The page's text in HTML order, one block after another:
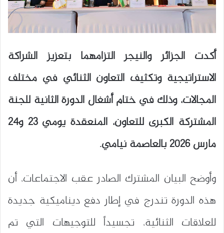
أكدت الجزائر والنيجر التزامهما بتعزيز الشراكة
الاستراتيجية وتكثيف التعاون الثنائي في مختلف
المجالات، وذلك في ختام أشغال الدورة الثانية للجنة
المشتركة الكبرى للتعاون، المنعقدة يومي 23 و24
مارس 2026 بالعاصمة نيامي.
وأوضح البيان المشترك الصادر عقب الاجتماعات، أن
هذه الدورة تندرج في إطار دفع ديناميكية جديدة
للعلاقات الثنائية، تجسيداً للتوجيهات التي تم